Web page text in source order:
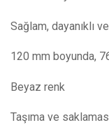
Sağlam, dayanıklı
120 mm boyunda,
Beyaz renk
Taşıma ve